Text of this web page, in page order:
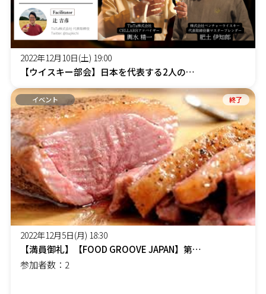
2022年12月10日(土) 19:00
【ウイスキー部会】日本を代表する2人のつくり手と一緒に2022年を振り返る
イベント 終了
2022年12月5日(月) 18:30
【満員御礼】【FOOD GROOVE JAPAN】第３回 心ふるえる旬の食を楽しむ会【鴨の時期がやってきた＆プレミア穴子編】
参加者数：2